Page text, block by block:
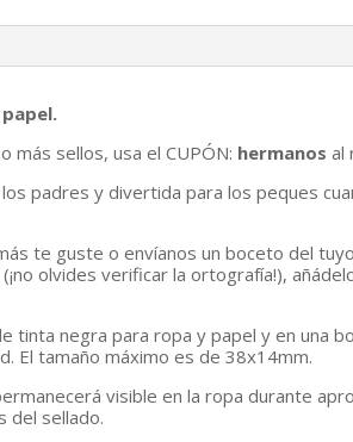
más sellos, usa el CUPÓN: hermanos al
padres y divertida para los peques
te guste o envíanos un boceto del
olvides verificar la ortografía!),
tinta negra para ropa y papel y en una
El tamaño máximo es de 38x14mm.
visible en la ropa durante
del sellado.